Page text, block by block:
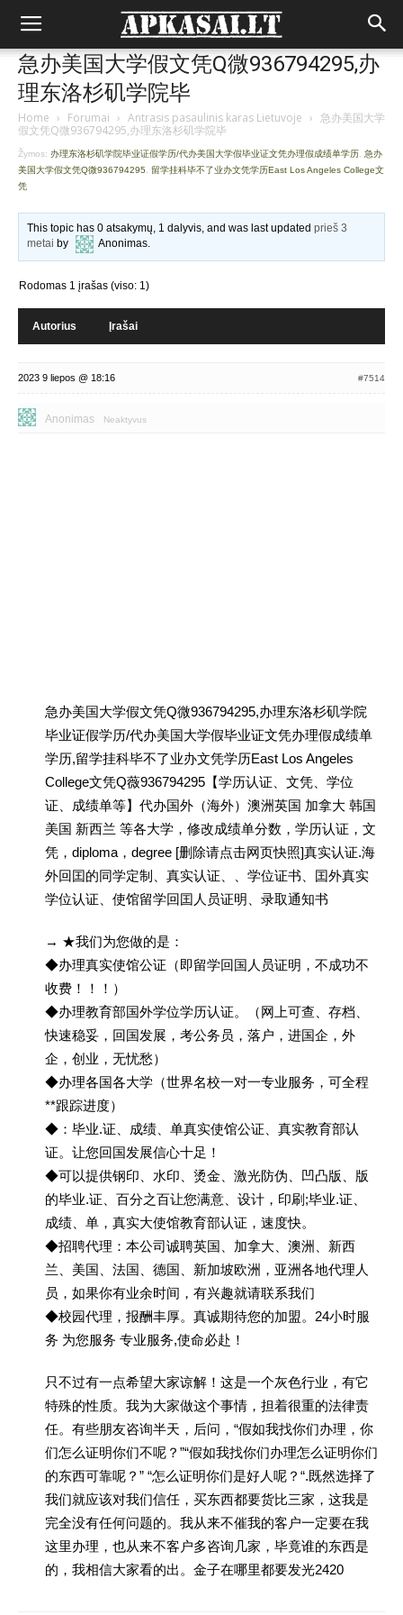
急办美国大学假文凭Q微936794295,办
理东洛杉矶学院毕
Home › Forumai › Antrasis pasaulinis karas Lietuvoje › 急办美国大学
假文凭Q微936794295,办理东洛杉矶学院毕
Žymos: 办理东洛杉矶学院毕业证假学历/代办美国大学假毕业证文凭办理假成绩单学历 急办
美国大学假文凭Q微936794295
留学挂科毕不了业办文凭学历East Los Angeles College文
凭
This topic has 0 atsakymų, 1 dalyvis, and was last updatedprieš 3
metai by Anonimas.
Rodomas 1 įrašas (viso: 1)
Autorius Įrašai
2023 9 liepos @ 18:16 #7514
Anonimas Neaktyvus
急办美国大学假文凭Q微936794295,办理东洛杉矶学院
毕业证假学历/代办美国大学假毕业证文凭办理假成绩单
学历,留学挂科毕不了业办文凭学历East Los Angeles
College文凭Q薇936794295【学历认证、文凭、学位
证、成绩单等】代办国外（海外）澳洲英国 加拿大 韩国
美国 新西兰 等各大学，修改成绩单分数，学历认证，文
凭，diploma，degree [删除请点击网页快照]真实认证.海
外回囯的同学定制、真实认证、、学位证书、囯外真实
学位认证、使馆留学回囯人员证明、录取通知书
→ ★我们为您做的是：
◆办理真实使馆公证（即留学回国人员证明，不成功不
收费！！！）
◆办理教育部国外学位学历认证。（网上可查、存档、
快速稳妥，回国发展，考公务员，落户，进国企，外
企，创业，无忧愁）
◆办理各国各大学（世界名校一对一专业服务，可全程
**跟踪进度）
◆：毕业.证、成绩、单真实使馆公证、真实教育部认
证。让您回国发展信心十足！
◆可以提供钢印、水印、烫金、激光防伪、凹凸版、版
的毕业.证、百分之百让您满意、设计，印刷;毕业.证、
成绩、单，真实大使馆教育部认证，速度快。
◆招聘代理：本公司诚聘英国、加拿大、澳洲、新西
兰、美国、法国、德国、新加坡欧洲，亚洲各地代理人
员，如果你有业余时间，有兴趣就请联系我们
◆校园代理，报酬丰厚。真诚期待您的加盟。24小时服
务 为您服务 专业服务,使命必赴！
只不过有一点希望大家谅解！这是一个灰色行业，有它
特殊的性质。我为大家做这个事情，担着很重的法律责
任。有些朋友咨询半天，后问，“假如我找你们办理，你
们怎么证明你们不呢？”“假如我找你们办理怎么证明你们
的东西可靠呢？” “怎么证明你们是好人呢？“.既然选择了
我们就应该对我们信任，买东西都要货比三家，这我是
完全没有任何问题的。我从来不催我的客户一定要在我
这里办理，也从来不客户多咨询几家，毕竟谁的东西是
的，我相信大家看的出。金子在哪里都要发光2420